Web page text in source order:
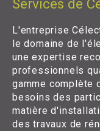
Services de
L'entreprise
le domaine de
une expertise
professionnels
gamme complète
besoins des
matière
des travaux de